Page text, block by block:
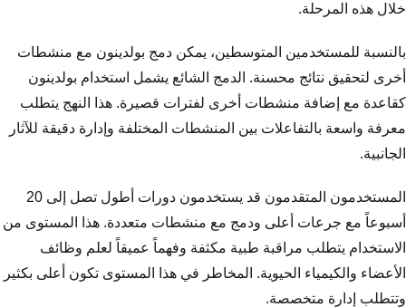
خلال هذه المرحلة.
بالنسبة للمستخدمين المتوسطين، يمكن دمج بولدينون مع منشطات
أخرى لتحقيق نتائج محسنة. الدمج الشائع يشمل استخدام بولدينون
كقاعدة مع إضافة منشطات أخرى لفترات قصيرة. هذا النهج يتطلب
معرفة واسعة بالتفاعلات بين المنشطات المختلفة وإدارة دقيقة للآثار
الجانبية.
المستخدمون المتقدمون قد يستخدمون دورات أطول تصل إلى 20
أسبوعاً مع جرعات أعلى ودمج مع منشطات متعددة. هذا المستوى من
الاستخدام يتطلب مراقبة طبية مكثفة وفهماً عميقاً لعلم وظائف
الأعضاء والكيمياء الحيوية. المخاطر في هذا المستوى تكون أعلى بكثير
وتتطلب إدارة متخصصة.